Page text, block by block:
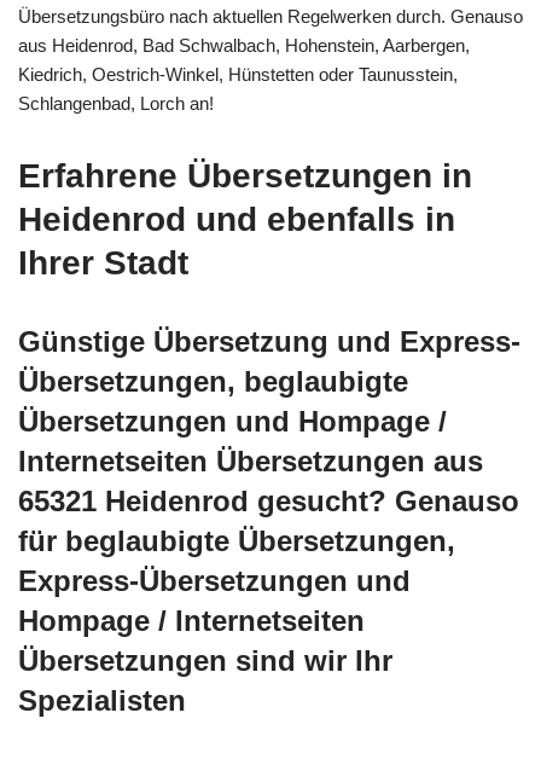
Übersetzungsbüro nach aktuellen Regelwerken durch. Genauso
aus Heidenrod, Bad Schwalbach, Hohenstein, Aarbergen,
Kiedrich, Oestrich-Winkel, Hünstetten oder Taunusstein,
Schlangenbad, Lorch an!
Erfahrene Übersetzungen in
Heidenrod und ebenfalls in
Ihrer Stadt
Günstige Übersetzung und Express-
Übersetzungen, beglaubigte
Übersetzungen und Hompage /
Internetseiten Übersetzungen aus
65321 Heidenrod gesucht? Genauso
für beglaubigte Übersetzungen,
Express-Übersetzungen und
Hompage / Internetseiten
Übersetzungen sind wir Ihr
Spezialisten